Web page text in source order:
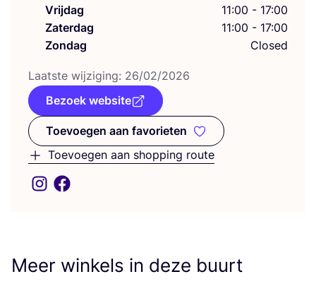
Vrijdag
11:00 - 17:00
Zaterdag
11:00 - 17:00
Zondag
Closed
Laat­ste wij­zi­ging: 26/02/2026
Bezoek website
Toevoegen aan favorieten
Toevoegen aan favorieten
Toevoegen aan shopping route
Meer winkels in deze buurt